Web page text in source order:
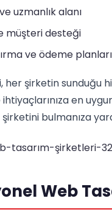
uzmanlık alanı
müşteri desteği
ve ödeme planları
her şirketin sunduğu
en
bulmanıza
Web